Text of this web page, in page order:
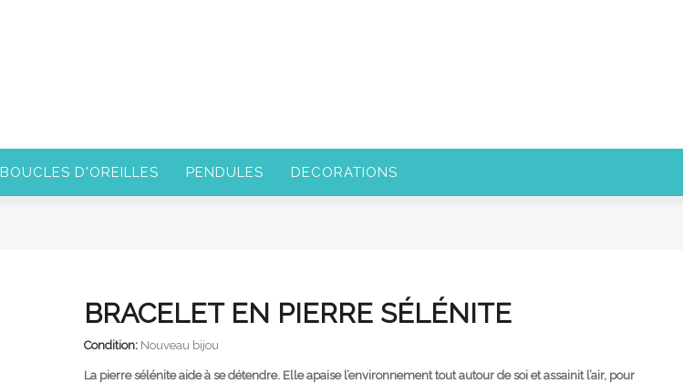
BOUCLES D'OREILLES PENDULES DECORATIONS
BRACELET EN PIERRE SÉLÉNITE
Condition: Nouveau bijou
La pierre sélénite aide à se détendre. Elle apaise l’environnement tout autour de soi et assainit l’air, pour